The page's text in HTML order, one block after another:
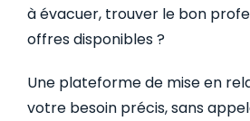
à évacuer, trouver le bon
offres disponibles ?
Une plateforme de mise en
votre besoin précis, sans